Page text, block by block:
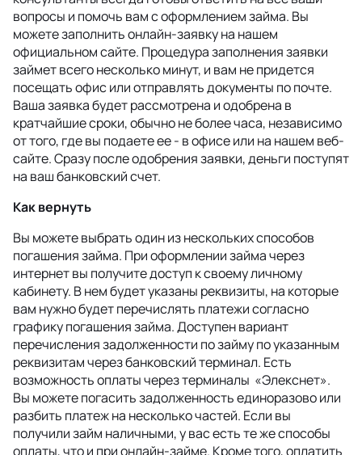
вопросы и помочь вам с оформлением займа. Вы
можете заполнить онлайн-заявку на нашем
официальном сайте. Процедура заполнения заявки
займет всего несколько минут, и вам не придется
посещать офис или отправлять документы по почте.
Ваша заявка будет рассмотрена и одобрена в
кратчайшие сроки, обычно не более часа, независимо
от того, где вы подаете ее - в офисе или на нашем веб-
сайте. Сразу после одобрения заявки, деньги поступят
на ваш банковский счет.
Как вернуть
Вы можете выбрать один из нескольких способов
погашения займа. При оформлении займа через
интернет вы получите доступ к своему личному
кабинету. В нем будет указаны реквизиты, на которые
вам нужно будет перечислять платежи согласно
графику погашения займа. Доступен вариант
перечисления задолженности по займу по указанным
реквизитам через банковский терминал. Есть
возможность оплаты через терминалы «Элекснет».
Вы можете погасить задолженность единоразово или
разбить платеж на несколько частей. Если вы
получили займ наличными, у вас есть те же способы
оплаты, что и при онлайн-займе. Кроме того, оплатить